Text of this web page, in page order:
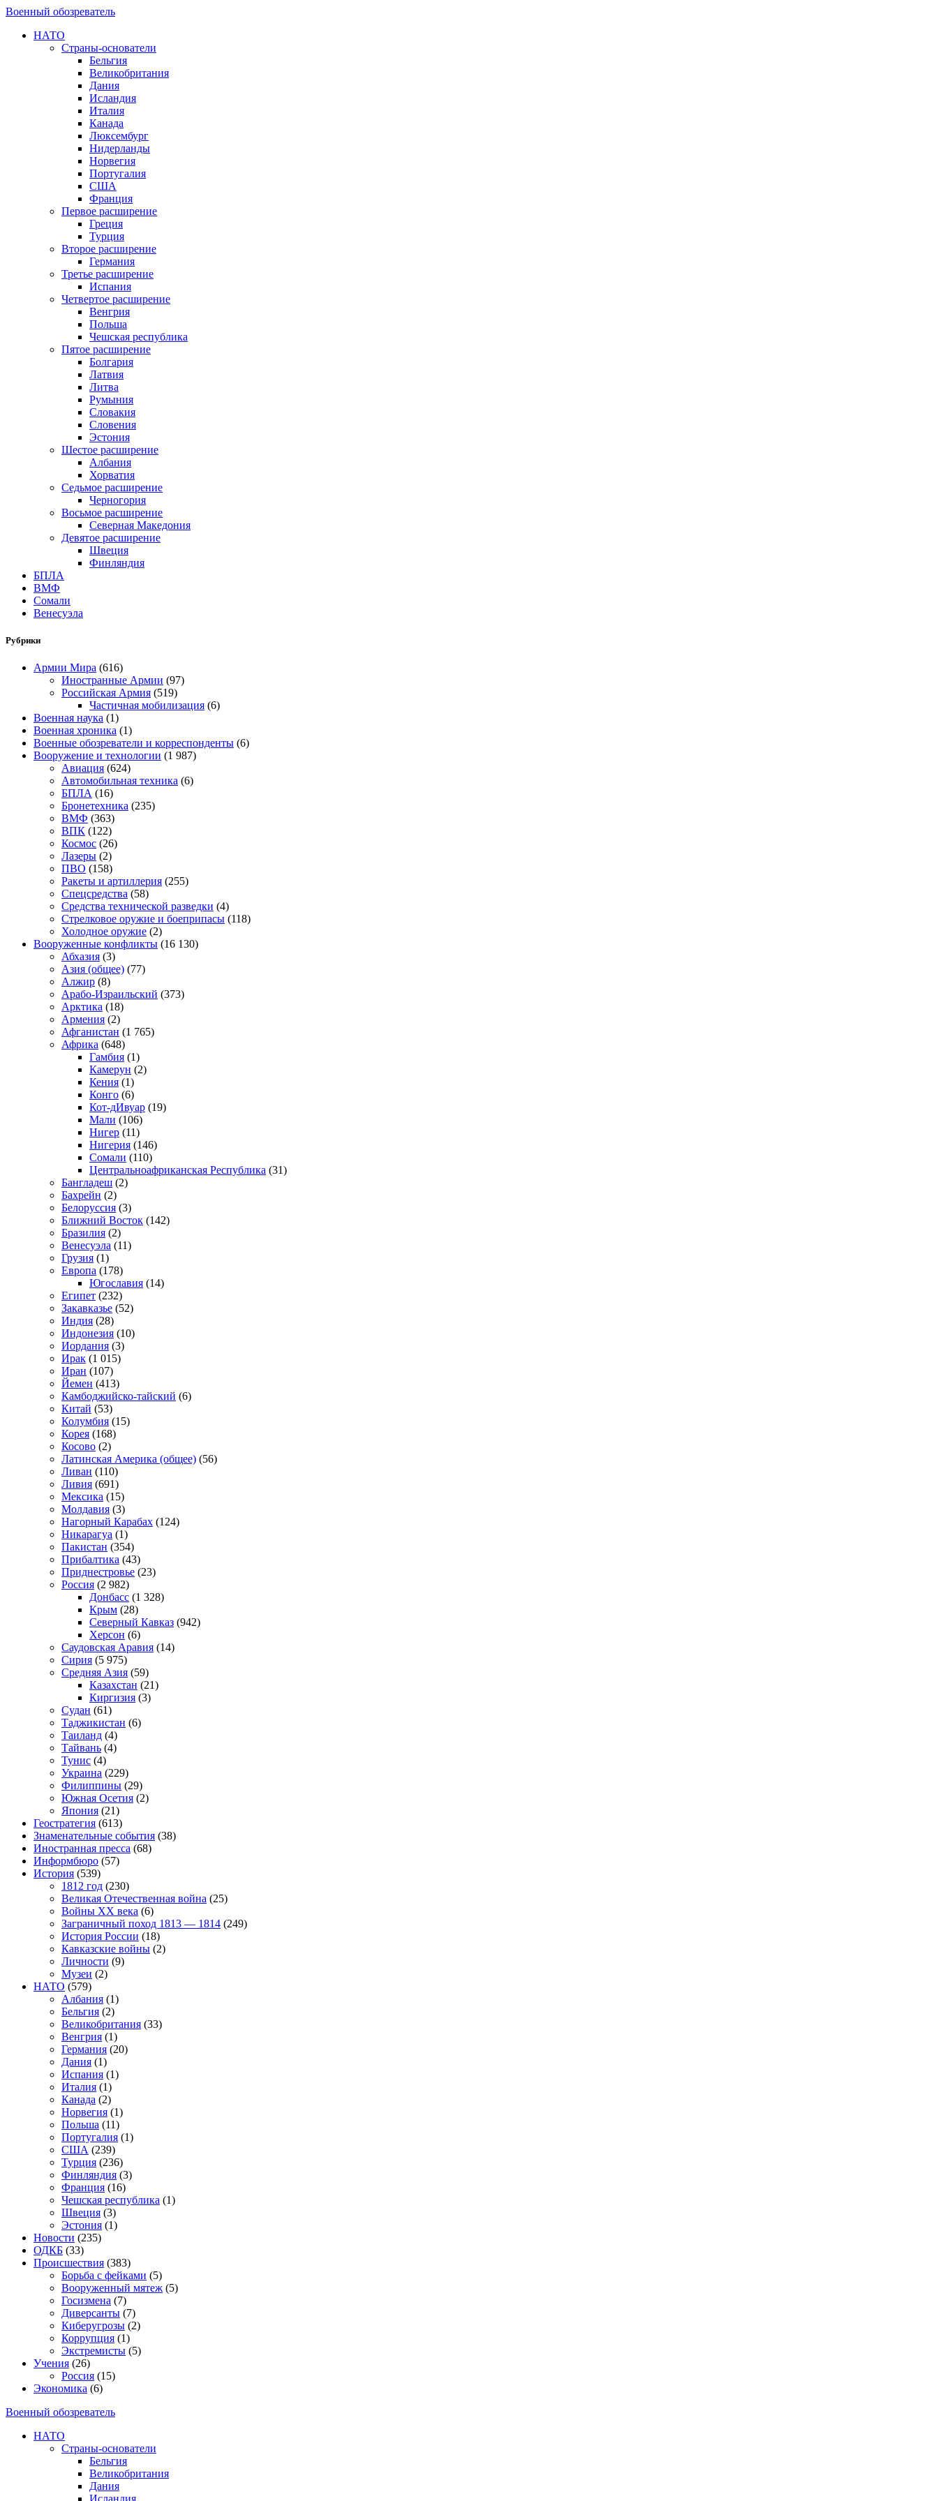
Военный обозреватель
НАТО
Страны-основатели
Бельгия
Великобритания
Дания
Исландия
Италия
Канада
Люксембург
Нидерланды
Норвегия
Португалия
США
Франция
Первое расширение
Греция
Турция
Второе расширение
Германия
Третье расширение
Испания
Четвертое расширение
Венгрия
Польша
Чешская республика
Пятое расширение
Болгария
Латвия
Литва
Румыния
Словакия
Словения
Эстония
Шестое расширение
Албания
Хорватия
Седьмое расширение
Черногория
Восьмое расширение
Северная Македония
Девятое расширение
Швеция
Финляндия
БПЛА
ВМФ
Сомали
Венесуэла
Рубрики
Армии Мира (616)
Иностранные Армии (97)
Российская Армия (519)
Частичная мобилизация (6)
Военная наука (1)
Военная хроника (1)
Военные обозреватели и корреспонденты (6)
Вооружение и технологии (1 987)
Авиация (624)
Автомобильная техника (6)
БПЛА (16)
Бронетехника (235)
ВМФ (363)
ВПК (122)
Космос (26)
Лазеры (2)
ПВО (158)
Ракеты и артиллерия (255)
Спецсредства (58)
Средства технической разведки (4)
Стрелковое оружие и боеприпасы (118)
Холодное оружие (2)
Вооруженные конфликты (16 130)
Абхазия (3)
Азия (общее) (77)
Алжир (8)
Арабо-Израильский (373)
Арктика (18)
Армения (2)
Афганистан (1 765)
Африка (648)
Гамбия (1)
Камерун (2)
Кения (1)
Конго (6)
Кот-дИвуар (19)
Мали (106)
Нигер (11)
Нигерия (146)
Сомали (110)
Центральноафриканская Республика (31)
Бангладеш (2)
Бахрейн (2)
Белоруссия (3)
Ближний Восток (142)
Бразилия (2)
Венесуэла (11)
Грузия (1)
Европа (178)
Югославия (14)
Египет (232)
Закавказье (52)
Индия (28)
Индонезия (10)
Иордания (3)
Ирак (1 015)
Иран (107)
Йемен (413)
Камбоджийско-тайский (6)
Китай (53)
Колумбия (15)
Корея (168)
Косово (2)
Латинская Америка (общее) (56)
Ливан (110)
Ливия (691)
Мексика (15)
Молдавия (3)
Нагорный Карабах (124)
Никарагуа (1)
Пакистан (354)
Прибалтика (43)
Приднестровье (23)
Россия (2 982)
Донбасс (1 328)
Крым (28)
Северный Кавказ (942)
Херсон (6)
Саудовская Аравия (14)
Сирия (5 975)
Средняя Азия (59)
Казахстан (21)
Киргизия (3)
Судан (61)
Таджикистан (6)
Таиланд (4)
Тайвань (4)
Тунис (4)
Украина (229)
Филиппины (29)
Южная Осетия (2)
Япония (21)
Геостратегия (613)
Знаменательные события (38)
Иностранная пресса (68)
Информбюро (57)
История (539)
1812 год (230)
Великая Отечественная война (25)
Войны XX века (6)
Заграничный поход 1813 — 1814 (249)
История России (18)
Кавказские войны (2)
Личности (9)
Музеи (2)
НАТО (579)
Албания (1)
Бельгия (2)
Великобритания (33)
Венгрия (1)
Германия (20)
Дания (1)
Испания (1)
Италия (1)
Канада (2)
Норвегия (1)
Польша (11)
Португалия (1)
США (239)
Турция (236)
Финляндия (3)
Франция (16)
Чешская республика (1)
Швеция (3)
Эстония (1)
Новости (235)
ОДКБ (33)
Происшествия (383)
Борьба с фейками (5)
Вооруженный мятеж (5)
Госизмена (7)
Диверсанты (7)
Киберугрозы (2)
Коррупция (1)
Экстремисты (5)
Учения (26)
Россия (15)
Экономика (6)
Военный обозреватель
НАТО
Страны-основатели
Бельгия
Великобритания
Дания